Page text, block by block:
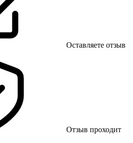
Оставляете отзыв
Отзыв проходит